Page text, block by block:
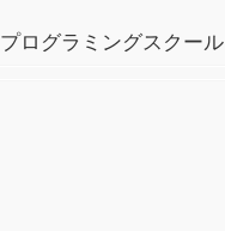
プログラミングスクール